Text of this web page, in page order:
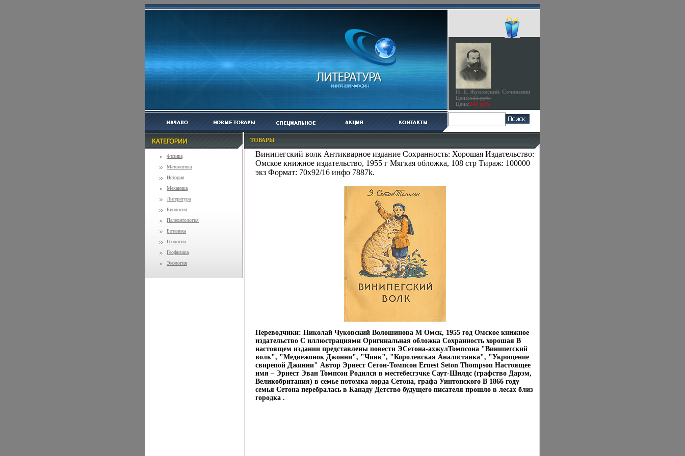
Н. Е. Жуковский. Сочинении
Цена:533 руб.
Цена:240 руб.
Физика
Математика
История
Механика
Литература
Биология
Палеонтология
Ботаника
Геология
Геофизика
Экология
ТОВАРЫ
Винипегский волк Антикварное издание Сохранность: Хорошая Издательство:
Омское книжное издательство, 1955 г Мягкая обложка, 108 стр Тираж: 100000
экз Формат: 70x92/16 инфо 7887k.
Переводчики: Николай Чуковский Волошинова М Омск, 1955 год Омское книжное
издательство С иллюстрациями Оригинальная обложка Сохранность хорошая В
настоящем издании представлены повести ЭСетона-ахжулТомпсона "Винипегский
волк", "Медвежонок Джонни", "Чинк", "Королевская Аналостанка", "Укрощение
свирепой Джинни" Автор Эрнест Сетон-Томпсон Ernest Seton Thompson Настоящее
имя – Эрнест Эван Томпсон Родился в местебесгзчке Саут-Шилдс (графство Дарэм,
Великобритания) в семье потомка лорда Сетона, графа Уинтонского В 1866 году
семья Сетона перебралась в Канаду Детство будущего писателя прошло в лесах близ
городка .